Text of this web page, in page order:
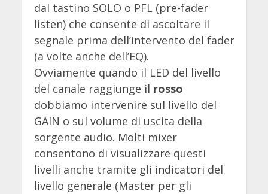
dal tastino SOLO o PFL (pre-fader
listen) che consente di ascoltare il
segnale prima dell’intervento del fader
(a volte anche dell’EQ).
Ovviamente quando il LED del livello
del canale raggiunge il rosso
dobbiamo intervenire sul livello del
GAIN o sul volume di uscita della
sorgente audio. Molti mixer
consentono di visualizzare questi
livelli anche tramite gli indicatori del
livello generale (Master per gli